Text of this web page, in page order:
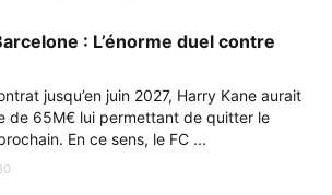
: L’énorme duel contre
jusqu’en juin 2027, Harry Kane aurait
de 65M€ lui permettant de quitter le
En ce sens, le FC ...